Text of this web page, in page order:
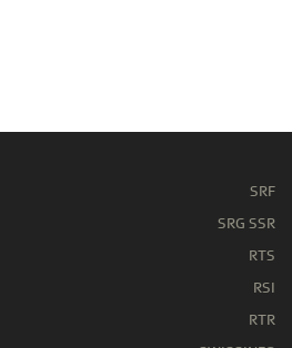
SRF
SRG SSR
RTS
RSI
RTR